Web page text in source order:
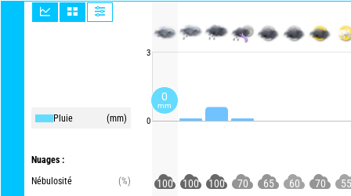
Pluie (mm)
Nuages :
Nébulosité
(%)
3
0
100 100 100 70 65 60 70 55
0
mm